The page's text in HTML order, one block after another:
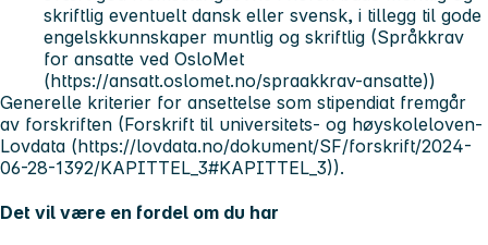
skriftlig eventuelt dansk eller svensk, i tillegg til gode
engelskkunnskaper muntlig og skriftlig (Språkkrav
for ansatte ved OsloMet
(https://ansatt.oslomet.no/spraakkrav-ansatte))
Generelle kriterier for ansettelse som stipendiat fremgår
av forskriften (Forskrift til universitets- og høyskoleloven-
Lovdata (https://lovdata.no/dokument/SF/forskrift/2024-
06-28-1392/KAPITTEL_3#KAPITTEL_3)).
Det vil være en fordel om du har